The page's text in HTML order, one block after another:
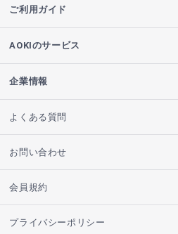
ご利用ガイド
AOKIのサービス
企業情報
よくある質問
お問い合わせ
会員規約
プライバシーポリシー